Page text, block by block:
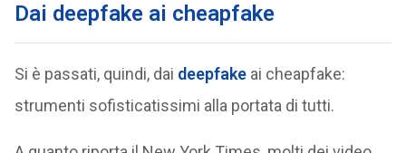
Dai deepfake ai cheapfake
Si è passati, quindi, dai deepfakeai cheapfake:
strumenti sofisticatissimi alla portata di tutti.